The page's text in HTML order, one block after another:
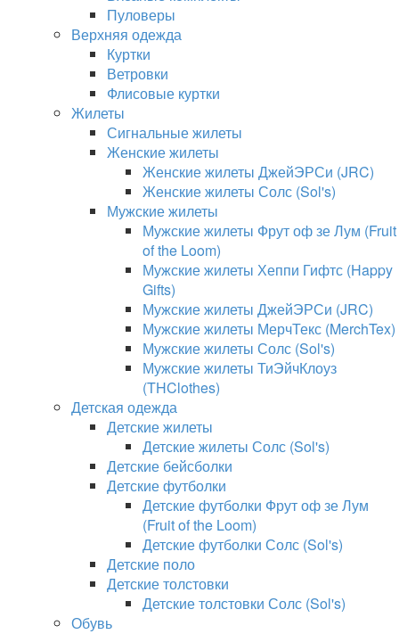
Пуловеры
Верхняя одежда
Куртки
Ветровки
Флисовые куртки
Жилеты
Сигнальные жилеты
Женские жилеты
Женские жилеты ДжейЭРСи (JRC)
Женские жилеты Солс (Sol's)
Мужские жилеты
Мужские жилеты Фрут оф зе Лум (Fruit
of the Loom)
Мужские жилеты Хеппи Гифтс (Happy
Gifts)
Мужские жилеты ДжейЭРСи (JRC)
Мужские жилеты МерчТекс (MerchTex)
Мужские жилеты Солс (Sol's)
Мужские жилеты ТиЭйчКлоуз
(THClothes)
Детская одежда
Детские жилеты
Детские жилеты Солс (Sol's)
Детские бейсболки
Детские футболки
Детские футболки Фрут оф зе Лум
(Fruit of the Loom)
Детские футболки Солс (Sol's)
Детские поло
Детские толстовки
Детские толстовки Солс (Sol's)
Обувь